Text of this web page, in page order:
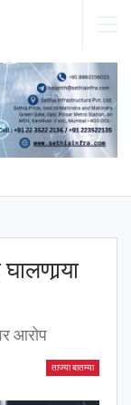
आरोप
ताज्या बातम्या